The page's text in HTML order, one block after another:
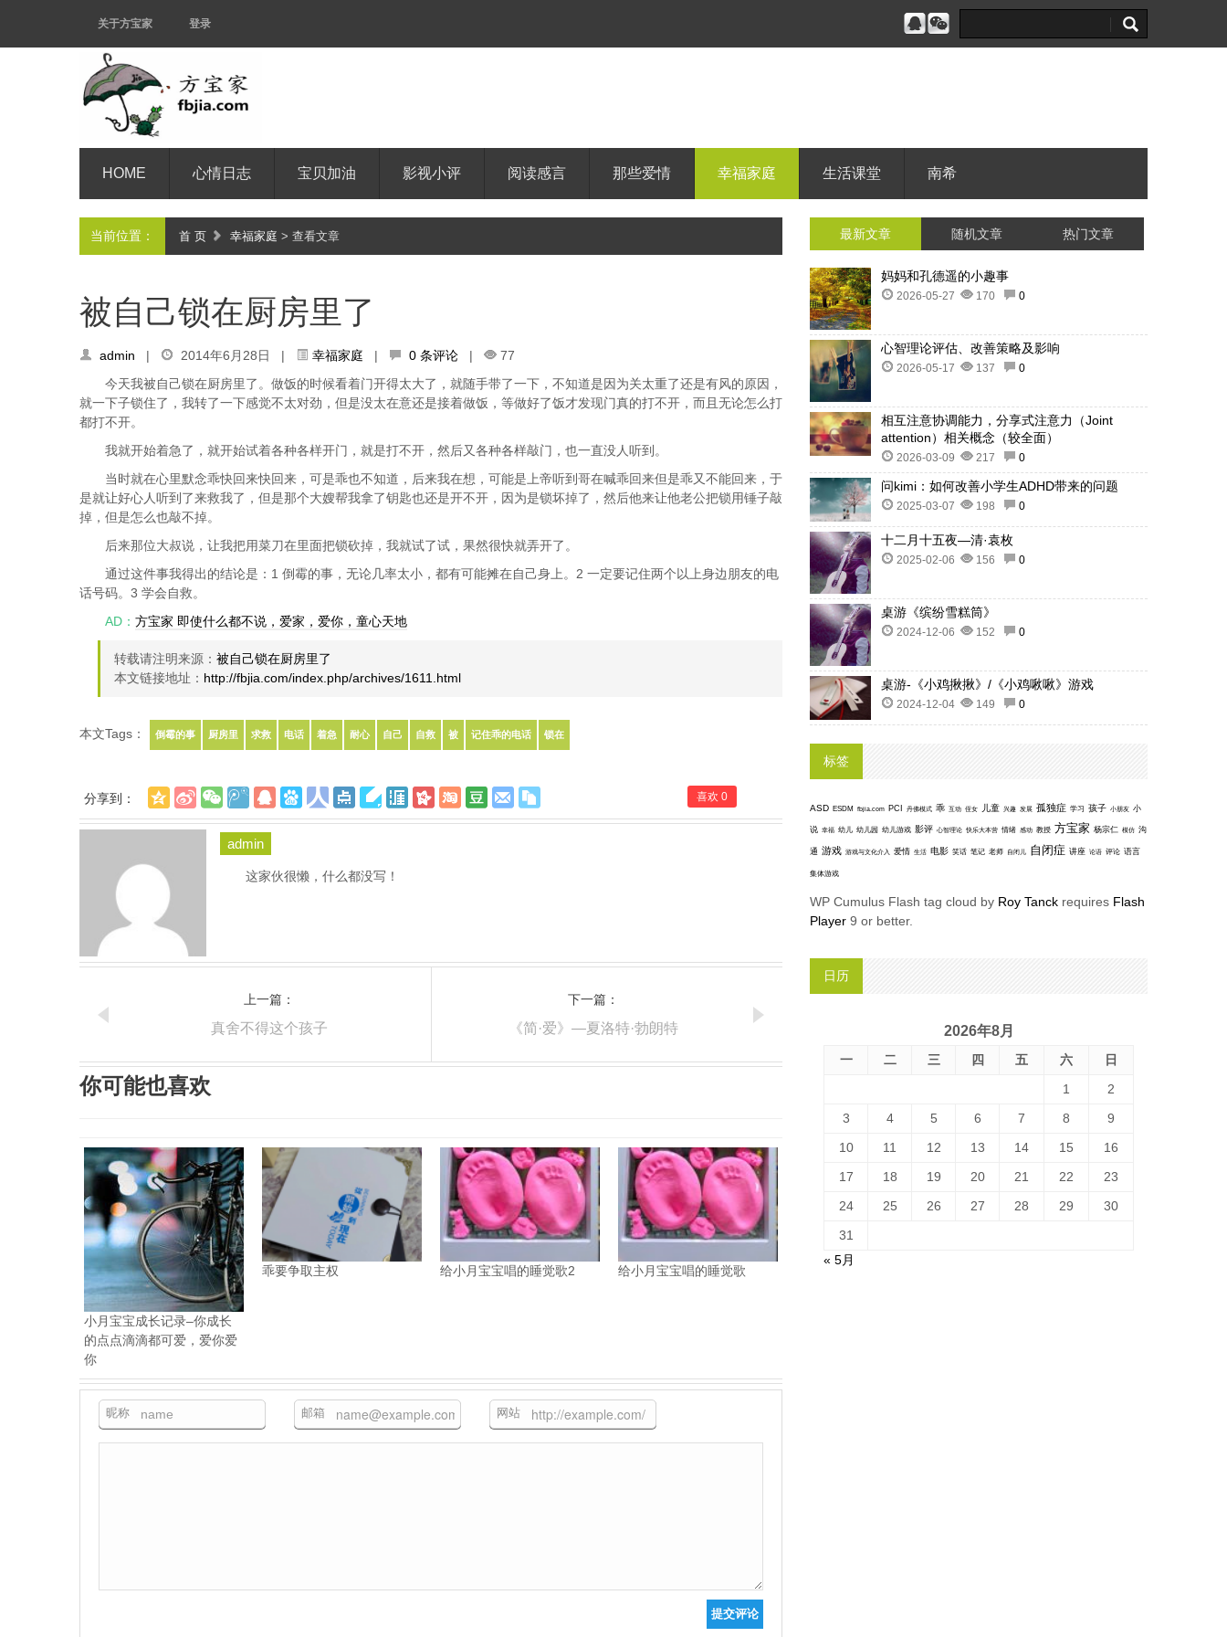
关于方宝家 登录
HOME 心情日志 宝贝加油 影视小评 阅读感言 那些爱情 幸福家庭 生活课堂 南希
当前位置： 首 页 幸福家庭 > 查看文章
被自己锁在厨房里了
admin | 2014年6月28日 | 幸福家庭 | 0 条评论 |
77
今天我被自己锁在厨房里了。做饭的时候看着门开得太大了，就随手带了一下，不知道是因为关太重了还是有风的原因，
就一下子锁住了，我转了一下感觉不太对劲，但是没太在意还是接着做饭，等做好了饭才发现门真的打不开，而且无论怎么打
都打不开。
我就开始着急了，就开始试着各种各样开门，就是打不开，然后又各种各样敲门，也一直没人听到。
当时就在心里默念乖快回来快回来，可是乖也不知道，后来我在想，可能是上帝听到哥在喊乖回来但是乖又不能回来，于
是就让好心人听到了来救我了，但是那个大嫂帮我拿了钥匙也还是开不开，因为是锁坏掉了，然后他来让他老公把锁用锤子敲
掉，但是怎么也敲不掉。
后来那位大叔说，让我把用菜刀在里面把锁砍掉，我就试了试，果然很快就弄开了。
通过这件事我得出的结论是：1 倒霉的事，无论几率太小，都有可能摊在自己身上。2 一定要记住两个以上身边朋友的电
话号码。3 学会自救。
AD： 方宝家 即使什么都不说，爱家，爱你，童心天地
转载请注明来源： 被自己锁在厨房里了
本文链接地址： http://fbjia.com/index.php/archives/1611.html
本文Tags： 倒霉的事 厨房里 求救 电话 着急 耐心 自己 自救 被 记住乖的电话 锁在
分享到： 喜欢 0
admin
这家伙很懒，什么都没写！
上一篇：
真舍不得这个孩子
下一篇：
《简·爱》—夏洛特·勃朗特
你可能也喜欢
小月宝宝成长记录–你成长
的点点滴滴都可爱，爱你爱
你
乖要争取主权 给小月宝宝唱的睡觉歌2 给小月宝宝唱的睡觉歌
昵称 邮箱 网站
提交评论
最新文章 随机文章 热门文章
妈妈和孔德遥的小趣事
2026-05-27 170 0
心智理论评估、改善策略及影响
2026-05-17 137 0
相互注意协调能力，分享式注意力（Joint
attention）相关概念（较全面）
2026-03-09 217 0
问kimi：如何改善小学生ADHD带来的问题
2025-03-07 198 0
十二月十五夜—清·袁枚
2025-02-06 156 0
桌游《缤纷雪糕筒》
2024-12-06 152 0
桌游-《小鸡揪揪》/《小鸡啾啾》游戏
2024-12-04 149 0
标签
ASD ESDM fbjia.com PCI 丹佛模式 乖 互动 侄女 儿童 兴趣 发展 孤独症 学习 孩子 小朋友 小
说 幸福 幼儿 幼儿园 幼儿游戏 影评 心智理论 快乐大本营 情绪 感动 教授 方宝家 杨宗仁 模仿 沟
通 游戏 游戏与文化介入 爱情 生活 电影 笑话 笔记 老师 自闭儿 自闭症 讲座 论语 评论 语言
集体游戏
WP Cumulus Flash tag cloud by Roy Tanck requires Flash
Player 9 or better.
日历
2026年8月
一 二 三 四 五 六
日
1
2
3
4 5 6 7 8
9
10
11 12 13 14 15
16
17
18 19 20 21 22
23
24
25 26 27 28 29
30
31
« 5月